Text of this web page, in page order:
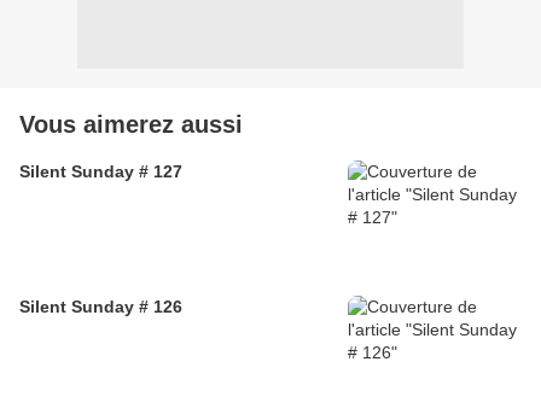
Vous aimerez aussi
Silent Sunday # 127
Silent Sunday # 126